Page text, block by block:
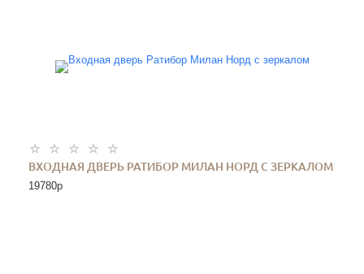
ВХОДНАЯ ДВЕРЬ РАТИБОР МИЛАН НОРД С ЗЕРКАЛОМ
19780p